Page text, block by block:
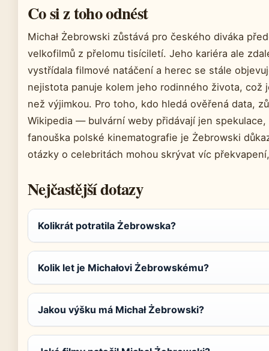
Co si z toho odnést
Michał Żebrowski zůstává pro českého diváka
velkofilmů z přelomu tisíciletí. Jeho kariéra ale
vystřídala filmové natáčení a herec se stále
nejistota panuje kolem jeho rodinného života, což
než výjimkou. Pro toho, kdo hledá ověřená data,
Wikipedia — bulvární weby přidávají jen
fanouška polské kinematografie je Żebrowski
otázky o celebritách mohou skrývat víc
Nejčastější dotazy
Kolikrát potratila Żebrowska?
Kolik let je Michałovi Żebrowskému?
Jakou výšku má Michał Żebrowski?